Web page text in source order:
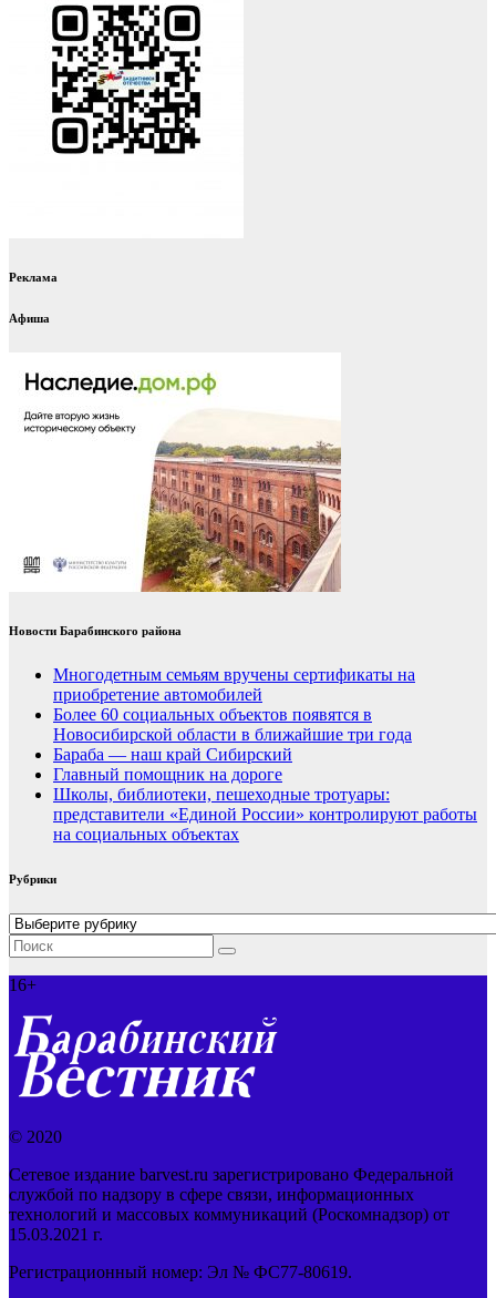
Реклама
Афиша
Новости Барабинского района
Многодетным семьям вручены сертификаты на
приобретение автомобилей
Более 60 социальных объектов появятся в
Новосибирской области в ближайшие три года
Бараба — наш край Сибирский
Главный помощник на дороге
Школы, библиотеки, пешеходные тротуары:
представители «Единой России» контролируют работы
на социальных объектах
Рубрики
Рубрики
16+
© 2020
Сетевое издание barvest.ru зарегистрировано Федеральной
службой по надзору в сфере связи, информационных
технологий и массовых коммуникаций (Роскомнадзор) от
15.03.2021 г.
Регистрационный номер: Эл № ФС77-80619.